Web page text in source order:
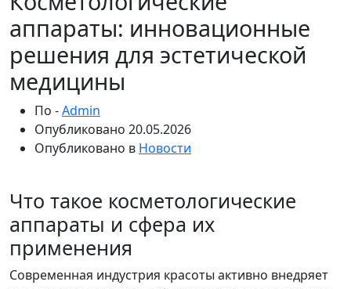
аппараты: инновационные
решения для эстетической
медицины
По -Admin
Опубликовано 20.05.2026
Опубликовано в Новости
Что такое косметологические
аппараты и сфера их
применения
Современная индустрия красоты активно внедряет